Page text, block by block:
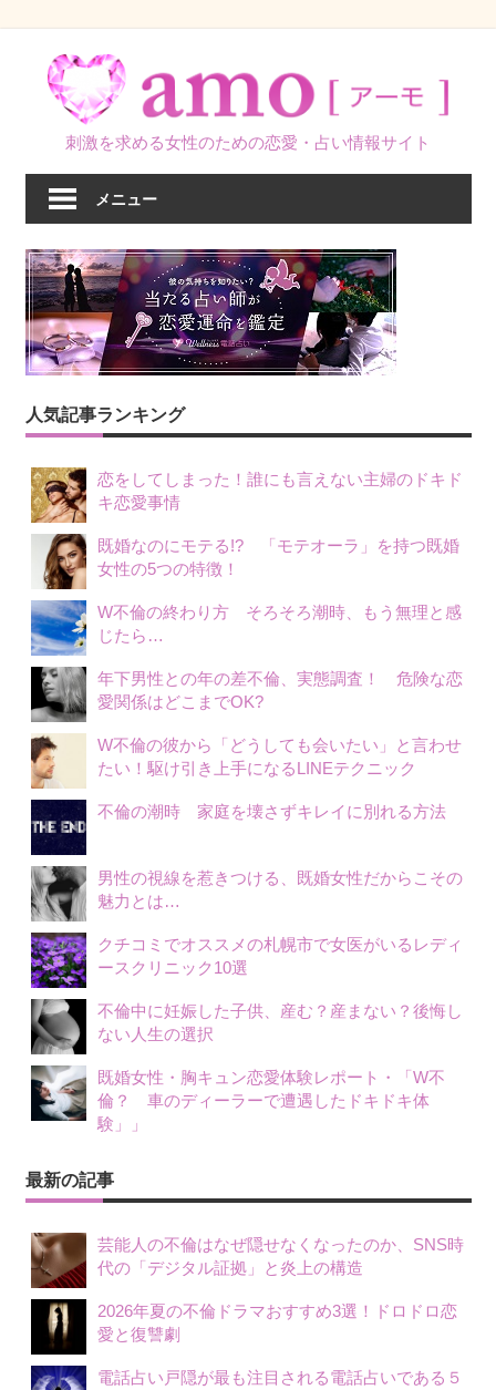
刺激を求める女性のための恋愛・占い情報サイト
メニュー
人気記事ランキング
恋をしてしまった！誰にも言えない主婦のドキド
キ恋愛事情
既婚なのにモテる!? 「モテオーラ」を持つ既婚
女性の5つの特徴！
W不倫の終わり方 そろそろ潮時、もう無理と感
じたら…
年下男性との年の差不倫、実態調査！ 危険な恋
愛関係はどこまでOK?
W不倫の彼から「どうしても会いたい」と言わせ
たい！駆け引き上手になるLINEテクニック
不倫の潮時 家庭を壊さずキレイに別れる方法
男性の視線を惹きつける、既婚女性だからこその
魅力とは…
クチコミでオススメの札幌市で女医がいるレディ
ースクリニック10選
不倫中に妊娠した子供、産む？産まない？後悔し
ない人生の選択
既婚女性・胸キュン恋愛体験レポート・「W不
倫？ 車のディーラーで遭遇したドキドキ体
験」」
最新の記事
芸能人の不倫はなぜ隠せなくなったのか、SNS時
代の「デジタル証拠」と炎上の構造
2026年夏の不倫ドラマおすすめ3選！ドロドロ恋
愛と復讐劇
電話占い戸隠が最も注目される電話占いである５